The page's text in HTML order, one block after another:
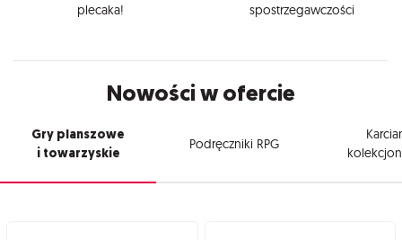
plecaka!
spostrzegawczości
Nowości w ofercie
Gry planszowe
i towarzyskie
Podręczniki RPG